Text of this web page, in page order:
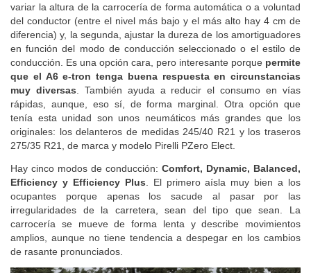
variar la altura de la carrocería de forma automática o a voluntad
del conductor (entre el nivel más bajo y el más alto hay 4 cm de
diferencia) y, la segunda, ajustar la dureza de los amortiguadores
en función del modo de conducción seleccionado o el estilo de
conducción. Es una opción cara, pero interesante porque permite
que el A6 e-tron tenga buena respuesta en circunstancias
muy diversas . También ayuda a reducir el consumo en vías
rápidas, aunque, eso sí, de forma marginal. Otra opción que
tenía esta unidad son unos neumáticos más grandes que los
originales: los delanteros de medidas 245/40 R21 y los traseros
275/35 R21, de marca y modelo Pirelli PZero Elect.
Hay cinco modos de conducción: Comfort, Dynamic, Balanced,
Efficiency y Efficiency Plus . El primero aísla muy bien a los
ocupantes porque apenas los sacude al pasar por las
irregularidades de la carretera, sean del tipo que sean. La
carrocería se mueve de forma lenta y describe movimientos
amplios, aunque no tiene tendencia a despegar en los cambios
de rasante pronunciados.